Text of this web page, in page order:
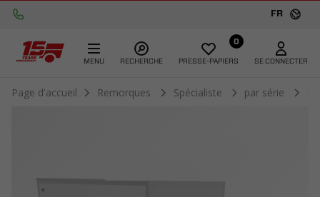
FR
MENU RECHERCHE
0
PRESSE-PAPIERS SE CONNECTER
Page d'accueil Remorques Spécialiste par série